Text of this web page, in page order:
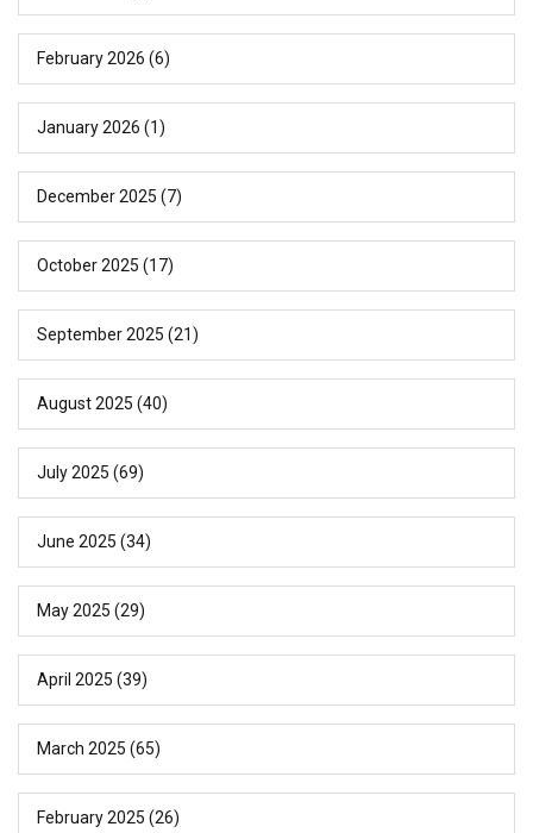
February 2026 (6)
January 2026 (1)
December 2025 (7)
October 2025 (17)
September 2025 (21)
August 2025 (40)
July 2025 (69)
June 2025 (34)
May 2025 (29)
April 2025 (39)
March 2025 (65)
February 2025 (26)